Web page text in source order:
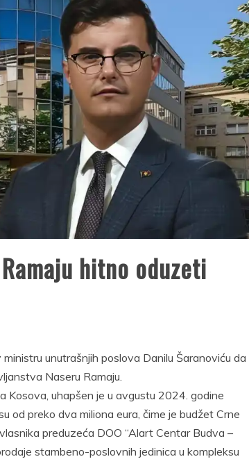
hitno oduzeti
unutrašnjih poslova Danilu Šaranoviću da
Naseru Ramaju.
Kosova, uhapšen je u avgustu 2024. godine
od preko dva miliona eura, čime je budžet Crne
preduzeća DOO “Alart Centar Budva –
stambeno-poslovnih jedinica u kompleksu